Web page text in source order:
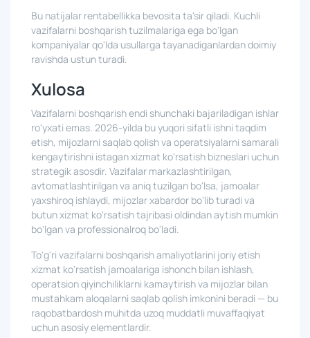
Bu natijalar rentabellikka bevosita ta'sir qiladi. Kuchli
vazifalarni boshqarish tuzilmalariga ega bo'lgan
kompaniyalar qo'lda usullarga tayanadiganlardan doimiy
ravishda ustun turadi.
Xulosa
Vazifalarni boshqarish endi shunchaki bajariladigan ishlar
ro'yxati emas. 2026-yilda bu yuqori sifatli ishni taqdim
etish, mijozlarni saqlab qolish va operatsiyalarni samarali
kengaytirishni istagan xizmat ko'rsatish bizneslari uchun
strategik asosdir. Vazifalar markazlashtirilgan,
avtomatlashtirilgan va aniq tuzilgan bo'lsa, jamoalar
yaxshiroq ishlaydi, mijozlar xabardor bo'lib turadi va
butun xizmat ko'rsatish tajribasi oldindan aytish mumkin
bo'lgan va professionalroq bo'ladi.
To'g'ri vazifalarni boshqarish amaliyotlarini joriy etish
xizmat ko'rsatish jamoalariga ishonch bilan ishlash,
operatsion qiyinchiliklarni kamaytirish va mijozlar bilan
mustahkam aloqalarni saqlab qolish imkonini beradi — bu
raqobatbardosh muhitda uzoq muddatli muvaffaqiyat
uchun asosiy elementlardir.